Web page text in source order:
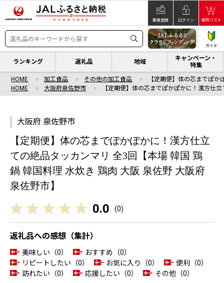
新規登録 ログイン 寄附リスト
ガイド
ランキング 返礼品 地域
キャンペーン・
特集
HOME 加工食品 その他の加工食品
【定期便】体の芯までぽ
HOME
大阪府泉佐野市 【定期便】体の芯までぽかぽかに！漢方仕
大阪府 泉佐野市
【定期便】体の芯までぽかぽかに！漢方仕立
ての絶品タッカンマリ 全3回【本場 韓国 鶏
鍋 韓国料理 水炊き 鶏肉 大阪 泉佐野 大阪府
泉佐野市】
0.0 (0)
返礼品への感想（集計）
美味しい（0）
おすすめ（0）
リピートしたい（0）
お気に入り（0）
便利（0）
訪れたい（0）
応援したい（0） その他（0）